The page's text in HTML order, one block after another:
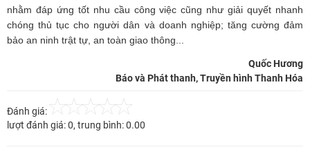
nhằm đáp ứng tốt nhu cầu công việc cũng như giải quyết nhanh
chóng thủ tục cho người dân và doanh nghiệp; tăng cường đảm
bảo an ninh trật tự, an toàn giao thông...
Quốc Hương
Báo và Phát thanh, Truyền hình Thanh Hóa
Đánh giá:
lượt đánh giá:0, trung bình:0.00